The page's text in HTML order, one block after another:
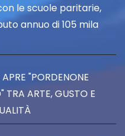
le scuole paritarie,
annuo di 105 mila
"PORDENONE
TRA ARTE, GUSTO E